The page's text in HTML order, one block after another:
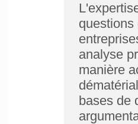
questions
analyse
manière
bases de